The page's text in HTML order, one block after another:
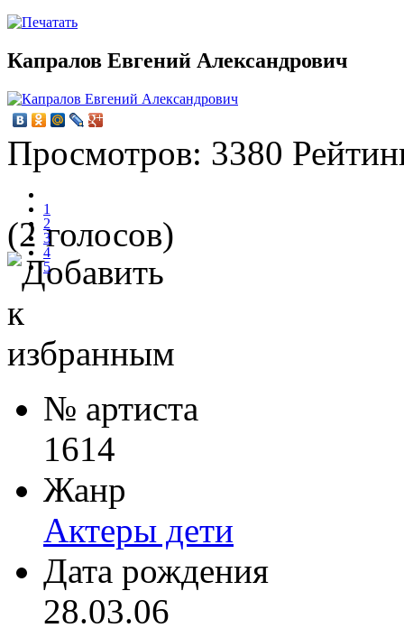
Капралов Евгений Александрович
Просмотров: 3380
1
2
3
4
5
(2 голосов)
№ артиста
1614
Жанр
Актеры дети
Дата рождения
28.03.06